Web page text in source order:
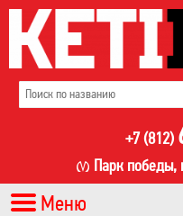
+7 (812)
Парк победы,